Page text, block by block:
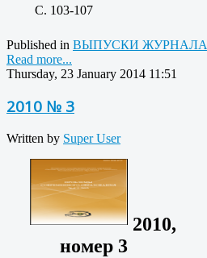
C. 103-107
Published in ВЫПУСКИ ЖУРНАЛА
Read more...
Thursday, 23 January 2014 11:51
2010 № 3
Written by Super User
2010,
номер 3